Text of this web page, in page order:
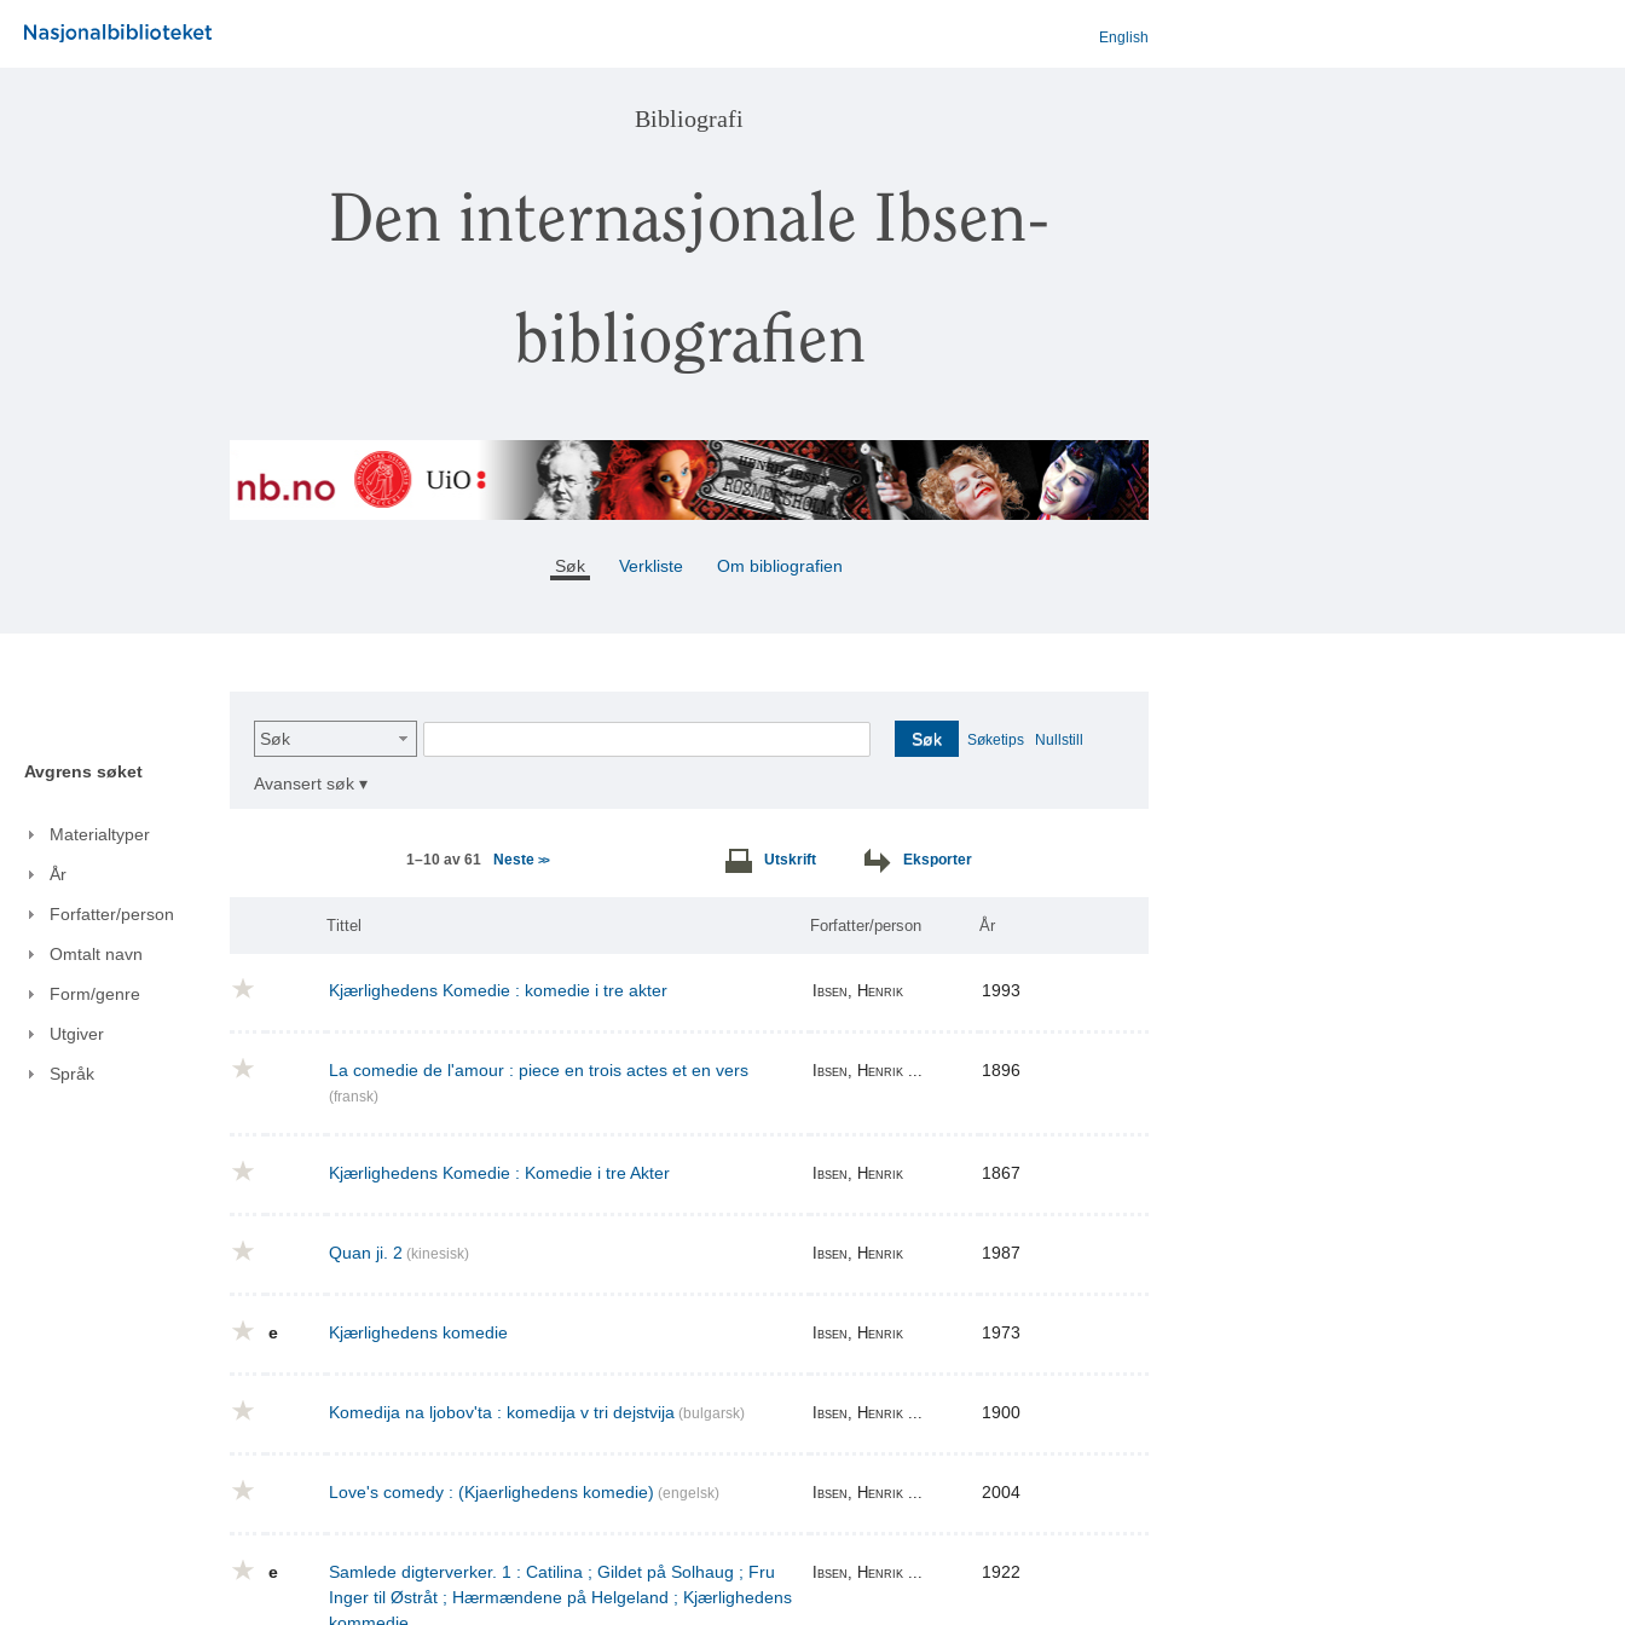
English
Bibliografi
Den internasjonale Ibsen-
bibliografien
Søk Verkliste Om bibliografien
Avgrens søket
Materialtyper
År
Forfatter/person
Omtalt navn
Form/genre
Utgiver
Språk
Søk Søk Søketips Nullstill
Avansert søk ▾
1–10 av 61 Neste>> Utskrift Eksporter
Tittel Forfatter/person År
Kjærlighedens Komedie : komedie i tre akter Ibsen, Henrik 1993
La comedie de l'amour : piece en trois actes et en vers
(fransk)
Ibsen, Henrik ... 1896
Kjærlighedens Komedie : Komedie i tre Akter Ibsen, Henrik 1867
Quan ji. 2 (kinesisk) Ibsen, Henrik 1987
e Kjærlighedens komedie Ibsen, Henrik 1973
Komedija na ljobov'ta : komedija v tri dejstvija (bulgarsk) Ibsen, Henrik ... 1900
Love's comedy : (Kjaerlighedens komedie) (engelsk) Ibsen, Henrik ... 2004
e
Samlede digterverker. 1 : Catilina ; Gildet på Solhaug ; Fru
Inger til Østråt ; Hærmændene på Helgeland ; Kjærlighedens
Ibsen, Henrik ... 1922